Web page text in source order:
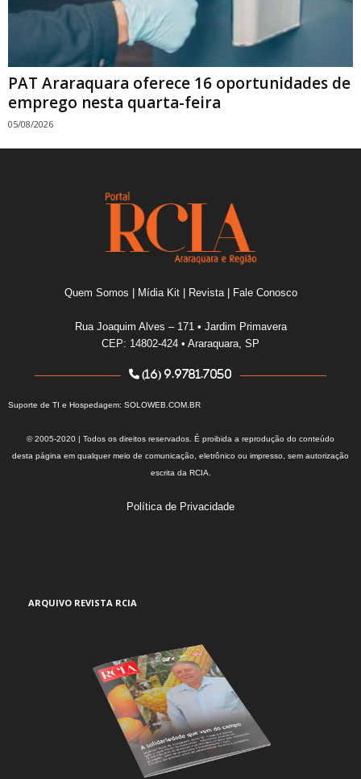
PAT Araraquara oferece 16 oportunidades de
emprego nesta quarta-feira
05/08/2026
Quem Somos Mídia Kit| Revista| Fale Conosco
Rua Joaquim Alves – 171 • Jardim Primavera
CEP: 14802-424 • Araraquara, SP
(16) 9.9781.7050
Suporte de TI e Hospedagem: SOLOWEB.COM.BR
© 2005-2020 | Todos os direitos reservados. É proibida a reprodução do conteúdo
desta página em qualquer meio de comunicação, eletrônico ou impresso, sem autorização
escrita da RCIA.
Política de Privacidade
ARQUIVO REVISTA RCIA